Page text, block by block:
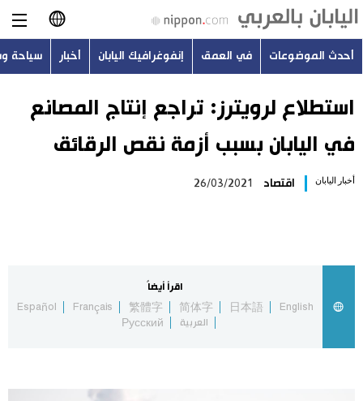
日本語
English
简体字
Русский
أحدث الموضوعات
أحدث الموضوعات في العمق إنفوغرافيك اليابان أخبار سياحة
استطلاع لرويترز: تراجع إنتاج المصانع
في اليابان بسبب أزمة نقص الرقائق
أخبار اليابان اقتصاد 26/03/2021
اقرأ أيضاً
English
日本語
简体字
繁體字
Français
Español
العربية
Русский